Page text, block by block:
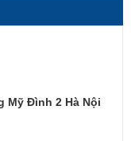
Mỹ Đình 2 Hà Nội